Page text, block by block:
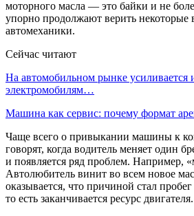
моторного масла — это байки и не
упорно продолжают верить некоторые
автомеханики.
Сейчас читают
На автомобильном рынке усиливается
электромобилям…
Машина как сервис: почему формат
Чаще всего о привыкании машины к
говорят, когда водитель меняет один
и появляется ряд проблем. Например,
Автолюбитель винит во всем новое
оказывается, что причиной стал
то есть заканчивается ресурс двигателя.